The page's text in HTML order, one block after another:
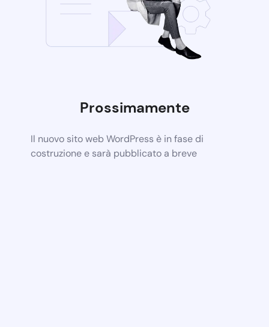
Prossimamente
Il nuovo sito web WordPress è in fase di
costruzione e sarà pubblicato a breve